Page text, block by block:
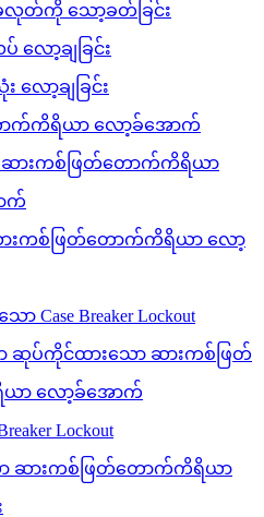
တ်ကို သော့ခတ်ခြင်း
လော့ချခြင်း
လော့ချခြင်း
က်ကိရိယာ လော့ခ်အောက်
ဆားကစ်ဖြတ်တောက်ကိရိယာ
က်
းကစ်ဖြတ်တောက်ကိရိယာ လော့
Case Breaker Lockout
ဆုပ်ကိုင်ထားသော ဆားကစ်ဖြတ်
ာ လော့ခ်အောက်
Lockout
ော ဆားကစ်ဖြတ်တောက်ကိရိယာ